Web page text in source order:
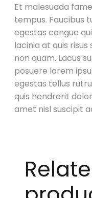
Et malesuada
tempus. Faucibus
egestas congue
lacinia at quis
non quam. Lacus
posuere lorem
egestas tellus
quis hendrerit
amet nisl suscipit